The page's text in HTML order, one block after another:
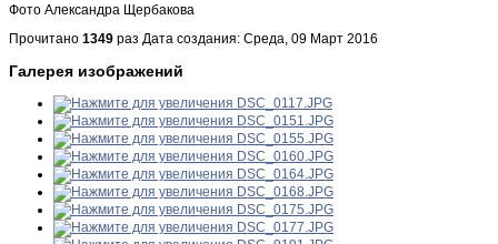
Фото Александра Щербакова
Прочитано 1349 раз Дата создания: Среда, 09 Март 2016
Галерея изображений